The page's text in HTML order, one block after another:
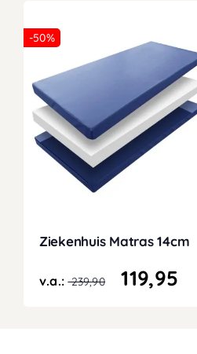
-50%
Ziekenhuis Matras 14cm
v.a.:239,90 119,95